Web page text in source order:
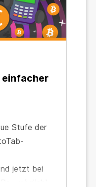
Stufe der
jetzt bei